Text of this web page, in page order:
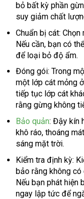
bỏ bất kỳ phần
suy giảm chất
Chuẩn bị cát:
Nếu cần, bạn có
để loại bỏ độ ẩm.
Đóng gói: Trong
một lớp cát mỏng
tiếp tục lớp cát
rằng gừng không
Bảo quản: Đậy kín
khô ráo, thoáng
sáng mặt trời.
Kiểm tra định kỳ:
bảo rằng không có
Nếu bạn phát hiện
ngay lập tức để